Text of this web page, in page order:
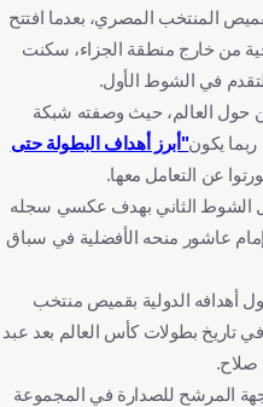
المنتخب المصري، بعدما افتتح
بتسديدة صاروخية من خارج منطقة الجزاء، سكنت
في الشوط الأول.
حول العالم، حيث وصفته شبكة
ربما يكون"أبرز أهداف البطولة حتى
عن التعامل معها.
الشوط الثاني بهدف عكسي سجله
عاشور منحه الأفضلية في سباق
أهدافه الدولية بقميص منتخب
بطولات كأس العالم بعد عبد
صلاح.
المرشح للصدارة في المجموعة